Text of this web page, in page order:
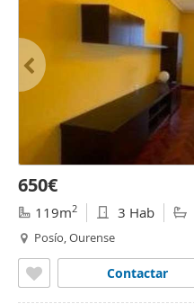
650€
119m2 3 Hab
Posío, Ourense
Contactar